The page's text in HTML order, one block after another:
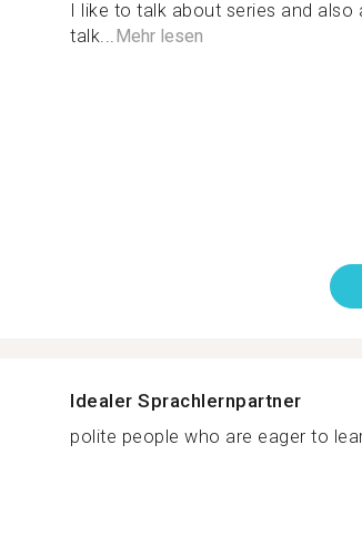
I like to talk about series and also
talk...Mehr lesen
Idealer Sprachlernpartner
polite people who are eager to